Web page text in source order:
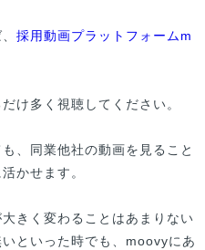
採用動画プラットフォームm
け多く視聴してください。
、同業他社の動画を見ること
かせます。
きく変わることはあまりない
といった時でも、moovyにあ